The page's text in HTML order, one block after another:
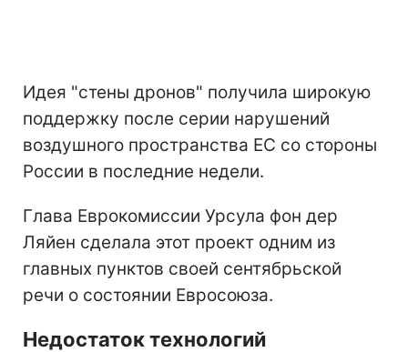
Идея "стены дронов" получила широкую
поддержку после серии нарушений
воздушного пространства ЕС со стороны
России в последние недели.
Глава Еврокомиссии Урсула фон дер
Ляйен сделала этот проект одним из
главных пунктов своей сентябрьской
речи о состоянии Евросоюза.
Недостаток технологий